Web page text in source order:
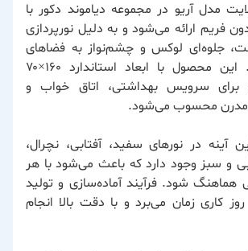
مدل آریو در مجموعه دیاموند دکور با
فریم ارائه می‌شود و به دلیل نورپردازی
جلوه‌ای لوکس و چشم‌نواز به فضاهای
داخلی می‌بخشد. این محصول با ابعاد استاندارد ۱۶۰×۷۰
برای سرویس بهداشتی، اتاق خواب و
مدرن محسوب می‌شود.
آینه در نورهای سفید، آفتابی، نچرال،
و سبز وجود دارد که باعث می‌شود با هر
هماهنگ شود. فرآیند آماده‌سازی و تولید
آن بین ۳ تا ۱۵ روز کاری زمان می‌برد و با دقت بالا انجام